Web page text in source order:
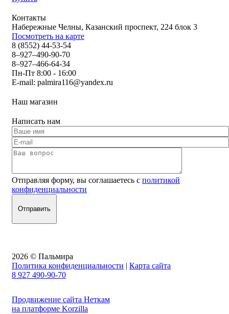
Контакты
Набережные Челны, Казанский проспект, 224 блок 3
Посмотреть на карте
8 (8552) 44-53-54
8–927–490-90-70
8–927–466-64-34
Пн-Пт 8:00 - 16:00
E-mail: palmira116@yandex.ru
Наш магазин
Написать нам
Отправляя форму, вы соглашаетесь с политикой
конфиденциальности
2026 © Пальмира
Политика конфиденциальности | Карта сайта
8 927 490-90-70
Продвижение сайта Неткам
на платформе Korzilla